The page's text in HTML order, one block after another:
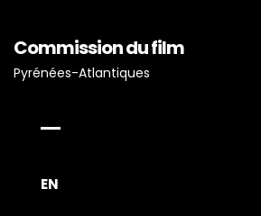
Commission du film
Pyrénées-Atlantiques
EN